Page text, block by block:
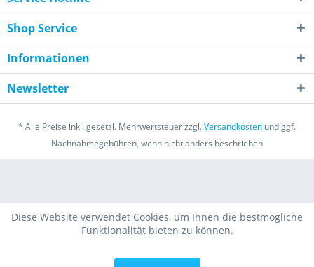
Shop Service
Informationen
Newsletter
* Alle Preise inkl. gesetzl. Mehrwertsteuer zzgl.Versandkosten und ggf.
Nachnahmegebühren, wenn nicht anders beschrieben
Diese Website verwendet Cookies, um Ihnen die bestmögliche
Funktionalität bieten zu können.